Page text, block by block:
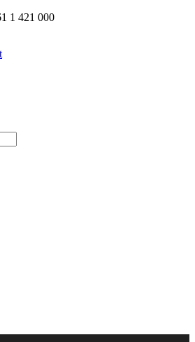
1 421 000